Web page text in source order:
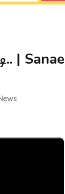
| Sanae